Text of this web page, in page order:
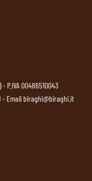
- P.IVA 00486510043
- Email biraghi@biraghi.it